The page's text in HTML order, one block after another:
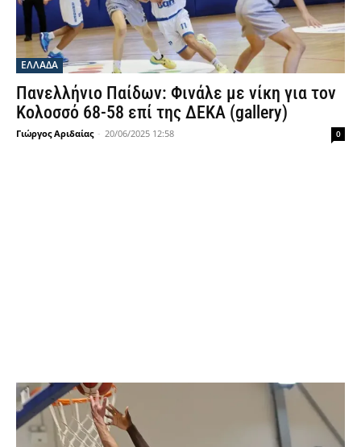
ΕΛΛΑΔΑ
Πανελλήνιο Παίδων: Φινάλε με νίκη για τον
Κολοσσό 68-58 επί της ΔΕΚΑ (gallery)
Γιώργος Αριδαίας - 20/06/2025 12:58 0